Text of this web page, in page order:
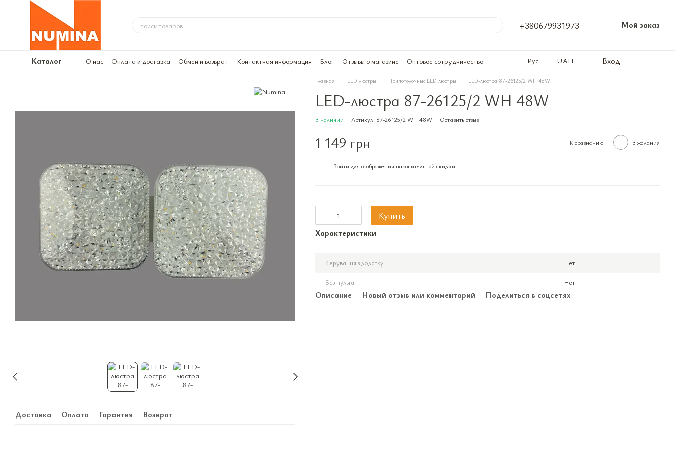
Перейти к основному контенту
+380679931973 Мой заказ
Каталог О нас Оплата и доставка Обмен и возврат Контактная информация Блог Отзывы о магазине Оптовое сотрудничество Рус UAH Вход
Доставка Оплата Гарантия Возврат
Главная LED люстры Припотолочные LED люстры LED-люстра 87-26125/2 WH 48W
LED-люстра 87-26125/2 WH 48W
В наличии Артикул: 87-26125/2 WH 48W Оставить отзыв
1 149 грн К сравнению В желания
Войти для отображения накопительной скидки
Купить
Характеристики
Керування з додатку Нет
Без пульта Нет
Описание Новый отзыв или комментарий Поделиться в соцсетях